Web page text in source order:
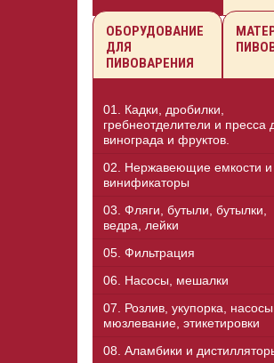
ОБОРУДОВАНИЕ
ДЛЯ
ПИВОВАРЕНИЯ
01. Кадки, дробилки,
гребнеотделители и пресса
винограда и фруктов.
02. Нержавеющие емкости и
винификаторы
03. Фляги, бутыли, бутылки,
ведра, лейки
05. Фильтрация
06. Насосы, мешалки
07. Розлив, укупорка, насосы,
мюзлевание, этикетировки
08. Аламбики и